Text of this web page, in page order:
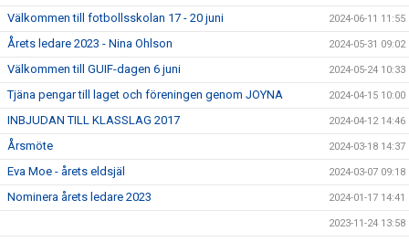
Välkommen till fotbollsskolan 17 - 20 juni 2024-06-11 11:55
Årets ledare 2023 - Nina Ohlson 2024-05-31 09:02
Välkommen till GUIF-dagen 6 juni 2024-05-24 10:33
Tjäna pengar till laget och föreningen genom JOYNA 2024-04-15 10:00
INBJUDAN TILL KLASSLAG 2017 2024-04-12 14:46
Årsmöte 2024-03-18 14:37
Eva Moe - årets eldsjäl 2024-03-07 09:18
Nominera årets ledare 2023 2024-01-17 14:41
2023-11-24 13:58